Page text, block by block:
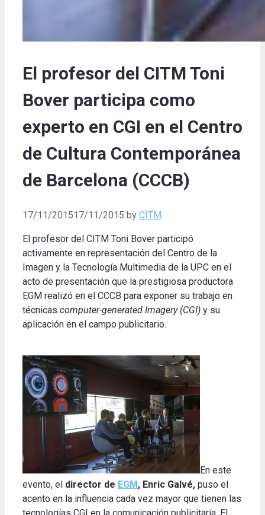
El profesor del CITM Toni
Bover participa como
experto en CGI en el Centro
de Cultura Contemporánea
de Barcelona (CCCB)
17/11/201517/11/2015 by CITM
El profesor del CITM Toni Bover participó
activamente en representación del Centro de la
Imagen y la Tecnología Multimedia de la UPC en el
acto de presentación que la prestigiosa productora
EGM realizó en el CCCB para exponer su trabajo en
técnicas computer-generated Imagery (CGI) y su
aplicación en el campo publicitario.
En este
evento, el director de EGM , Enric Galvé, puso el
acento en la influencia cada vez mayor que tienen las